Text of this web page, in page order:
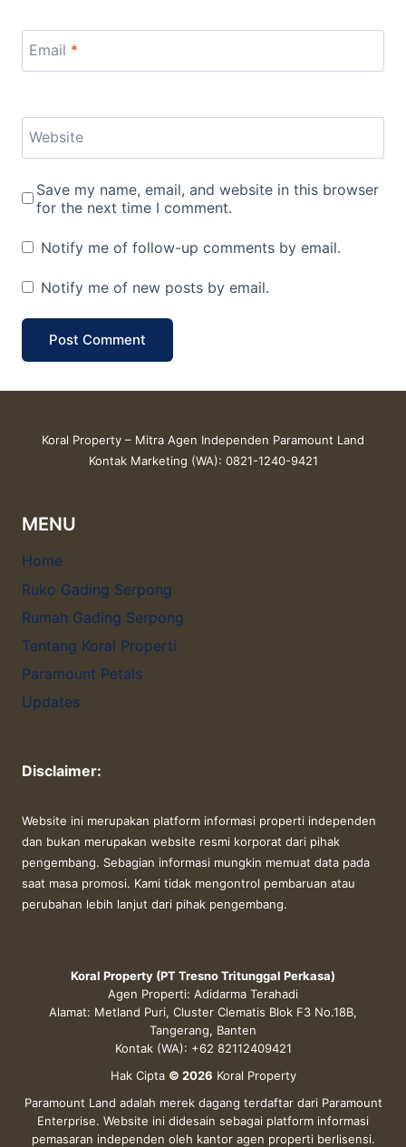
Email *
Website
Save my name, email, and website in this browser
for the next time I comment.
Notify me of follow-up comments by email.
Notify me of new posts by email.
Koral Property – Mitra Agen Independen Paramount Land
Kontak Marketing (WA): 0821-1240-9421
MENU
Home
Ruko Gading Serpong
Rumah Gading Serpong
Tentang Koral Properti
Paramount Petals
Updates
Disclaimer:
Website ini merupakan platform informasi properti independen
dan bukan merupakan website resmi korporat dari pihak
pengembang. Sebagian informasi mungkin memuat data pada
saat masa promosi. Kami tidak mengontrol pembaruan atau
perubahan lebih lanjut dari pihak pengembang.
Koral Property (PT Tresno Tritunggal Perkasa)
Agen Properti: Adidarma Terahadi
Alamat: Metland Puri, Cluster Clematis Blok F3 No.18B,
Tangerang, Banten
Kontak (WA): +62 82112409421
Hak Cipta © 2026 Koral Property
Paramount Land adalah merek dagang terdaftar dari Paramount
Enterprise. Website ini didesain sebagai platform informasi
pemasaran independen oleh kantor agen properti berlisensi.